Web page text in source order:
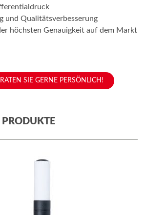
und Qualitätsverbesserung
höchsten Genauigkeit auf dem Markt
SIE GERNE PERSÖNLICH!
PRODUKTE